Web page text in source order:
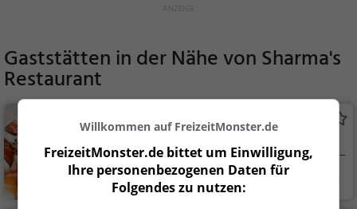
Gaststätten in der Nähe vonSharma's
Restaurant
Asian Wok
Ilmenau
Restaurant, Vietn
amesisch, Asiatisch,
Willkommen auf FreizeitMonster.de
FreizeitMonster.de bittet um Einwilligung,
Ihre personenbezogenen Daten für
Folgendes zu nutzen: